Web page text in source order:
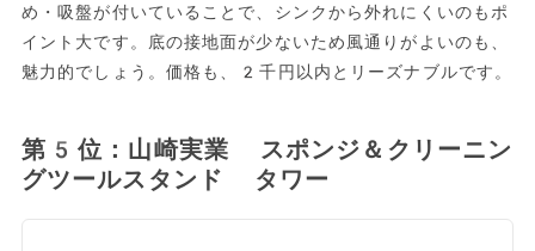
め・吸盤が付いていることで、シンクから外れにくいのもポ
イント大です。底の接地面が少ないため風通りがよいのも、
魅力的でしょう。価格も、2千円以内とリーズナブルです。
第5位：山崎実業 スポンジ＆クリーニン
グツールスタンド タワー